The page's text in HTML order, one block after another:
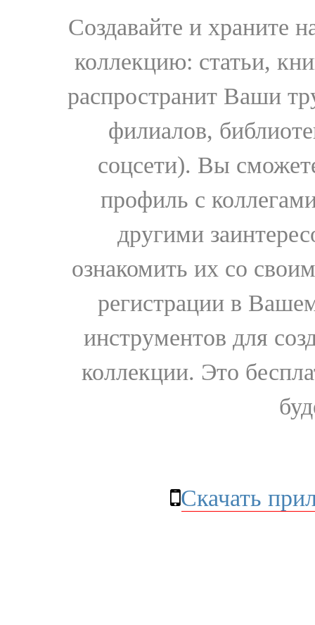
Создавайте и храните
коллекцию: статьи,
распространит Ваши
филиалов,
соцсети). Вы
профиль с
другими
ознакомить их со
регистрации в
инструментов для
коллекции. Это
Скачать